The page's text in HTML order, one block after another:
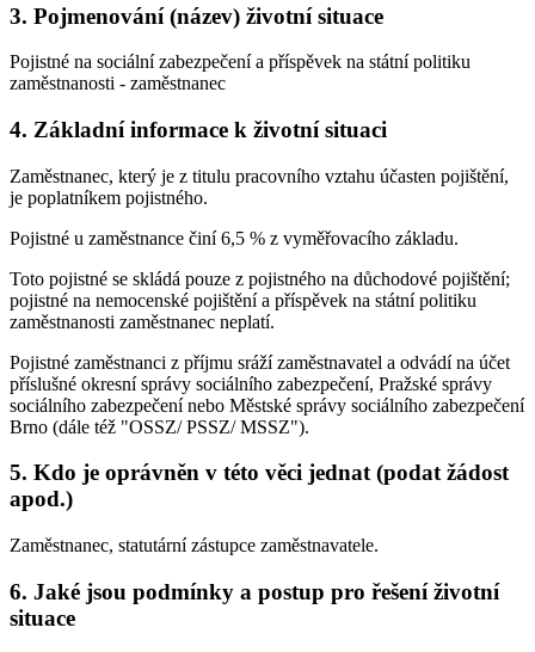
3. Pojmenování (název) životní situace
Pojistné na sociální zabezpečení a příspěvek na státní politiku
zaměstnanosti - zaměstnanec
4. Základní informace k životní situaci
Zaměstnanec, který je z titulu pracovního vztahu účasten pojištění,
je poplatníkem pojistného.
Pojistné u zaměstnance činí 6,5 % z vyměřovacího základu.
Toto pojistné se skládá pouze z pojistného na důchodové pojištění;
pojistné na nemocenské pojištění a příspěvek na státní politiku
zaměstnanosti zaměstnanec neplatí.
Pojistné zaměstnanci z příjmu sráží zaměstnavatel a odvádí na účet
příslušné okresní správy sociálního zabezpečení, Pražské správy
sociálního zabezpečení nebo Městské správy sociálního zabezpečení
Brno (dále též "OSSZ/ PSSZ/ MSSZ").
5. Kdo je oprávněn v této věci jednat (podat žádost
apod.)
Zaměstnanec, statutární zástupce zaměstnavatele.
6. Jaké jsou podmínky a postup pro řešení životní
situace